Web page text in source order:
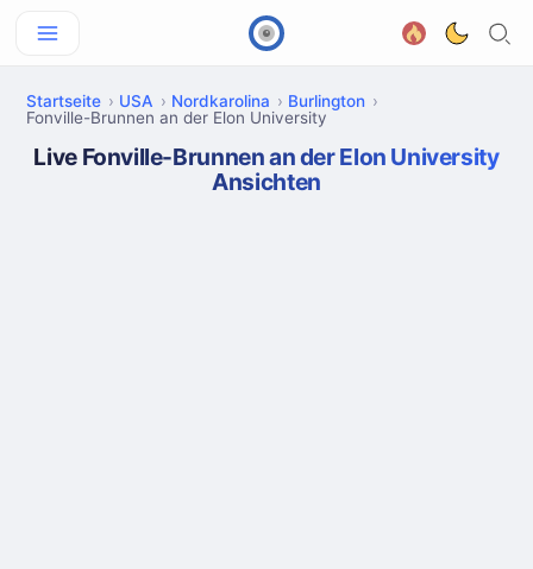
Startseite USA Nordkarolina
Burlington
Fonville-Brunnen an der Elon University
Live Fonville-Brunnen an der Elon University
Ansichten